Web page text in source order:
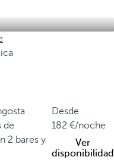
de
2 bares y
Desde
182
/noche
Ver
disponibilidad